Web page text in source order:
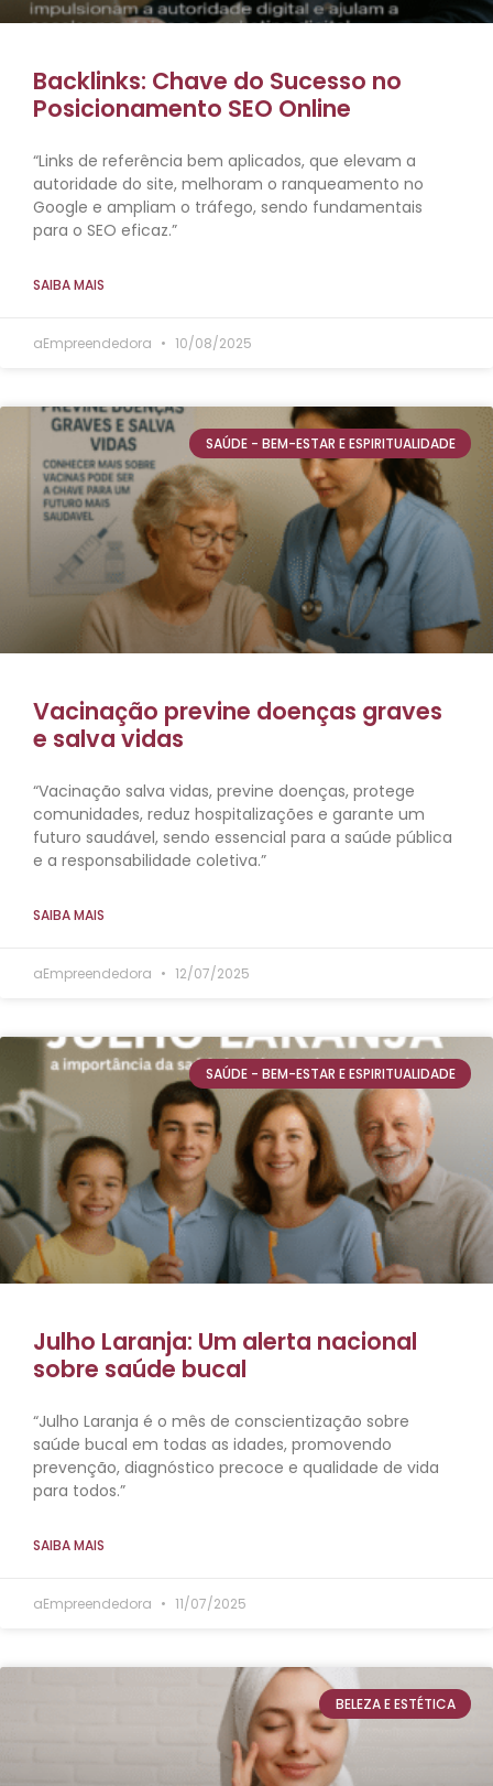
Backlinks: Chave do Sucesso no
Posicionamento SEO Online
“Links de referência bem aplicados, que elevam a
autoridade do site, melhoram o ranqueamento no
Google e ampliam o tráfego, sendo fundamentais
para o SEO eficaz.”
SAIBA MAIS
aEmpreendedora 10/08/2025
SAÚDE - BEM-ESTAR E ESPIRITUALIDADE
Vacinação previne doenças graves
e salva vidas
“Vacinação salva vidas, previne doenças, protege
comunidades, reduz hospitalizações e garante um
futuro saudável, sendo essencial para a saúde pública
e a responsabilidade coletiva.”
SAIBA MAIS
aEmpreendedora 12/07/2025
SAÚDE - BEM-ESTAR E ESPIRITUALIDADE
Julho Laranja: Um alerta nacional
sobre saúde bucal
“Julho Laranja é o mês de conscientização sobre
saúde bucal em todas as idades, promovendo
prevenção, diagnóstico precoce e qualidade de vida
para todos.”
SAIBA MAIS
aEmpreendedora 11/07/2025
BELEZA E ESTÉTICA